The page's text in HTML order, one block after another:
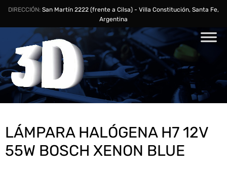
DIRECCIÓN: San Martín 2222 (frente a Cilsa) - Villa Constitución, Santa Fe,
Argentina
LÁMPARA HALÓGENA H7 12V
55W BOSCH XENON BLUE